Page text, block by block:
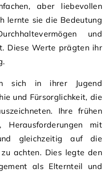
aber liebevollen
lernte sie die Bedeutung
und
Diese Werte prägten ihr
sich in ihrer Jugend
und Fürsorglichkeit, die
Ihre frühen
Herausforderungen mit
gleichzeitig auf die
achten. Dies legte den
als Elternteil und